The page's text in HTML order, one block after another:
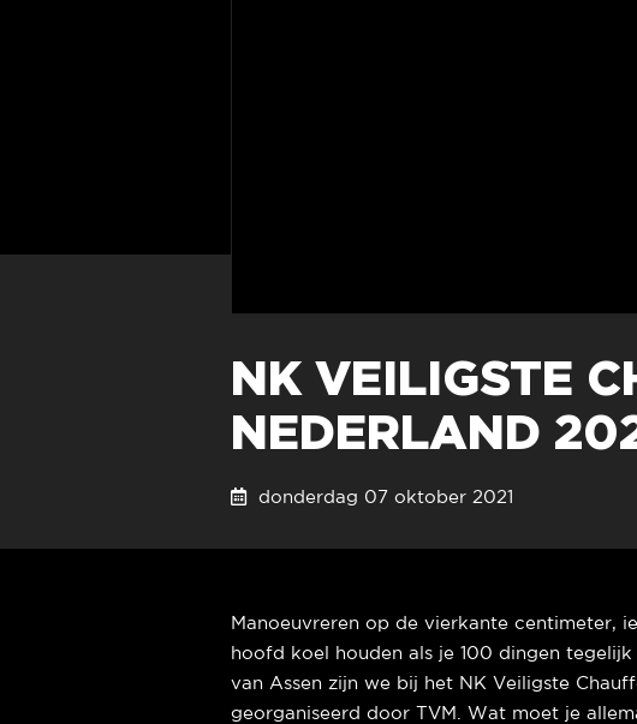
NK VEILIGSTE
NEDERLAND
donderdag 07 oktober 2021
Manoeuvreren op de vierkante centimeter,
hoofd koel houden als je 100 dingen
van Assen zijn we bij het NK Veiligste
georganiseerd door TVM. Wat moet je